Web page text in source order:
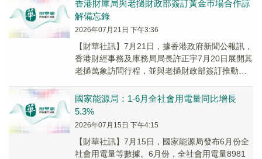
香港財庫局與老撾財政部簽訂黃金巿場合作諒
解備忘錄
2026年07月21日 下午3:36
【財華社訊】7月21日，據香港政府新聞公報訊，
香港財經事務及庫務局局長許正宇7月20日展開其
老撾萬象訪問行程，並與老撾財政部簽訂推動兩
錄...
國家能源局：1-6月全社會用電量同比增長
5.3%
2026年07月15日 下午4:15
【財華社訊】7月15日，國家能源局發布6月份全
社會用電量等數據。6月份，全社會用電量8981